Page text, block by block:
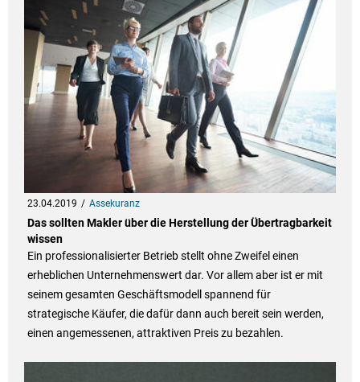
23.04.2019 Assekuranz
Das sollten Makler über die Herstellung der Übertragbarkeit
wissen
Ein professionalisierter Betrieb stellt ohne Zweifel einen
erheblichen Unternehmenswert dar. Vor allem aber ist er mit
seinem gesamten Geschäftsmodell spannend für
strategische Käufer, die dafür dann auch bereit sein werden,
einen angemessenen, attraktiven Preis zu bezahlen.